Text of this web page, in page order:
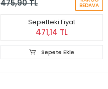
475,90 TL BEDAVA
Sepetteki Fiyat
471,14 TL
Sepete Ekle